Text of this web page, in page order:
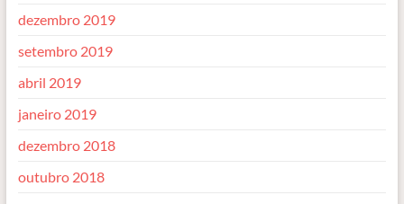
dezembro 2019
setembro 2019
abril 2019
janeiro 2019
dezembro 2018
outubro 2018